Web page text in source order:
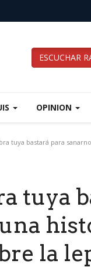
ESCUCHAR
OPINION
tuya bastará para
tuya
la